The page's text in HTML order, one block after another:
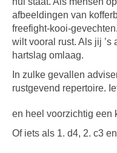
afbeeldingen van
freefight-kooi-
wilt vooral rust. Als jij ’s
hartslag omlaag.
In zulke gevallen
rustgevend repertoire.
en heel voorzichtig een
Of iets als 1. d4, 2. c3